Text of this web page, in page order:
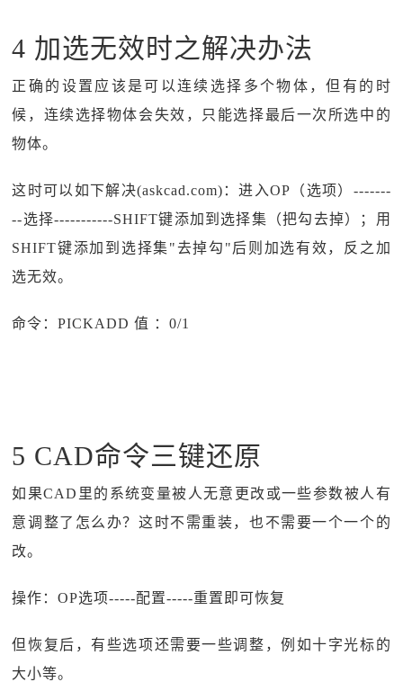
4 加选无效时之解决办法
正确的设置应该是可以连续选择多个物体，但有的时
候，连续选择物体会失效，只能选择最后一次所选中的
物体。
这时可以如下解决(askcad.com)：进入OP（选项）-------
--选择-----------SHIFT键添加到选择集（把勾去掉）；用
SHIFT键添加到选择集"去掉勾"后则加选有效，反之加
选无效。
命令：PICKADD 值 ：0/1
5 CAD命令三键还原
如果CAD里的系统变量被人无意更改或一些参数被人有
意调整了怎么办？这时不需重装，也不需要一个一个的
改。
操作：OP选项-----配置-----重置即可恢复
但恢复后，有些选项还需要一些调整，例如十字光标的
大小等。